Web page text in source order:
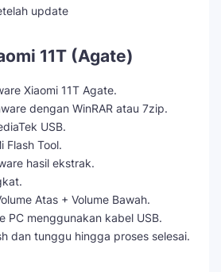
update
11T (Agate)
Xiaomi 11T Agate.
dengan WinRAR atau 7zip.
USB.
Flash Tool.
hasil ekstrak.
Atas + Volume Bawah.
PC menggunakan kabel USB.
dan tunggu hingga proses selesai.